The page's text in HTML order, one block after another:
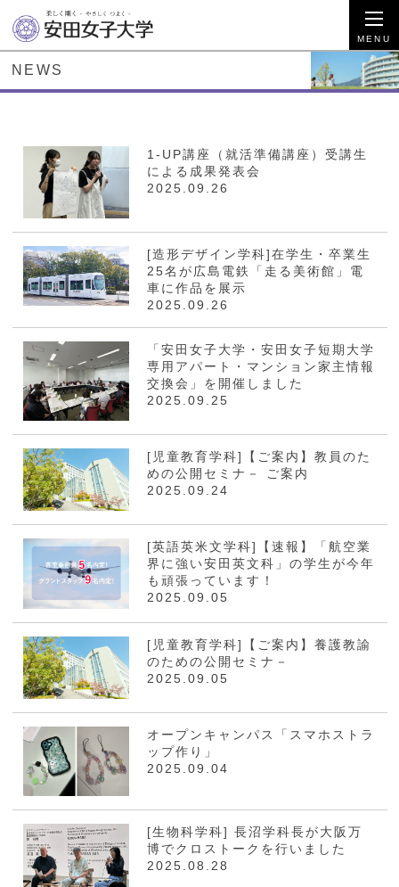
NEWS
1-UP講座（就活準備講座）受講生
による成果発表会
2025.09.26
[造形デザイン学科]在学生・卒業生
25名が広島電鉄「走る美術館」電
車に作品を展示
2025.09.26
「安田女子大学・安田女子短期大学
専用アパート・マンション家主情報
交換会」を開催しました
2025.09.25
[児童教育学科]【ご案内】教員のた
めの公開セミナ－ ご案内
2025.09.24
[英語英米文学科]【速報】「航空業
界に強い安田英文科」の学生が今年
も頑張っています！
2025.09.05
[児童教育学科]【ご案内】養護教諭
のための公開セミナ－
2025.09.05
オープンキャンパス「スマホストラ
ップ作り」
2025.09.04
[生物科学科] 長沼学科長が大阪万
博でクロストークを行いました
2025.08.28